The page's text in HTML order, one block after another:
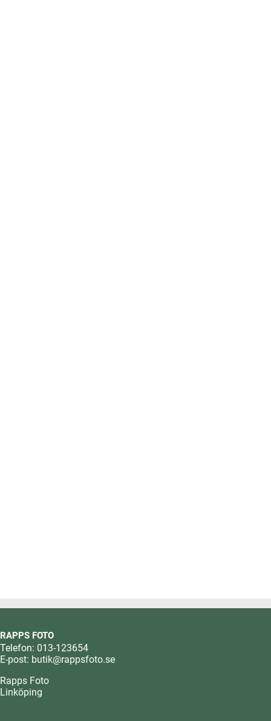
RAPPS FOTO
Telefon: 013-123654
E-post: butik@rappsfoto.se
Rapps Foto
Linköping